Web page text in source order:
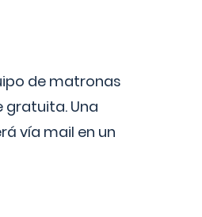
de matronas
Una
vía mail en un